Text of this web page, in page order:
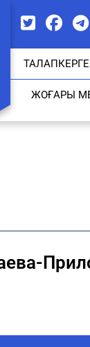
ТАЛАПКЕРГЕ
ЖОҒАРЫ